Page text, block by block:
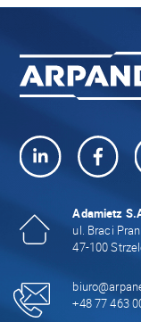
Adamietz
ul. Braci
47-100
+48 77 463